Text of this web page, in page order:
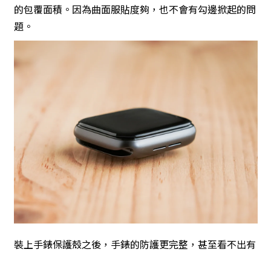
的包覆面積。因為曲面服貼度夠，也不會有勾邊掀起的問
題。
裝上手錶保護殼之後，手錶的防護更完整，甚至看不出有